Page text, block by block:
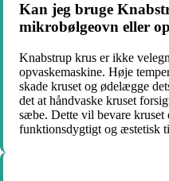
Kan jeg bruge
mikrobølgeovn eller
Knabstrup krus er ikke
opvaskemaskine. Høje
skade kruset og ødelægge
det at håndvaske kruset
sæbe. Dette vil bevare
funktionsdygtigt og æstetisk